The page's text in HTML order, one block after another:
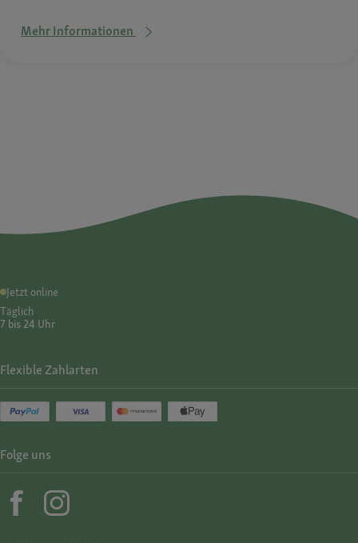
Mehr Informationen
Jetzt online
Täglich
7 bis 24 Uhr
Flexible Zahlarten
Folge uns